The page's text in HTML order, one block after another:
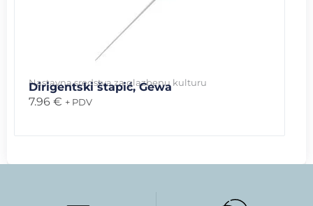
Nastavna sredstva za glazbenu kulturu
Dirigentski štapić, Gewa
7.96 € + PDV